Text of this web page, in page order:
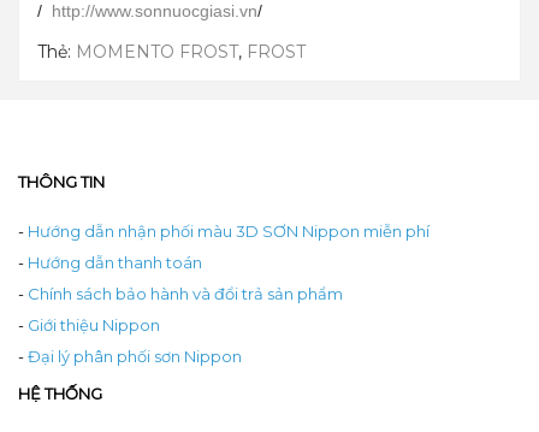
/ http://www.sonnuocgiasi.vn/
Thẻ: MOMENTO FROST, FROST
THÔNG TIN
- Hướng dẫn nhận phối màu 3D SƠN Nippon miễn phí
- Hướng dẫn thanh toán
- Chính sách bảo hành và đổi trả sản phẩm
- Giới thiệu Nippon
-Đại lý phân phối sơn Nippon
HỆ THỐNG